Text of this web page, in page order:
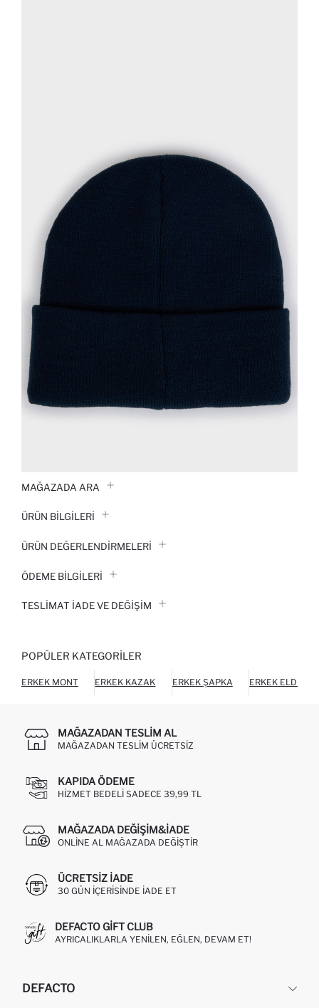
MAĞAZADA ARA
ÜRÜN BILGILERI
ÜRÜN DEĞERLENDİRMELERİ
ÖDEME BİLGİLERİ
TESLIMAT İADE VE DEĞIŞIM
POPÜLER KATEGORILER
ERKEK MONT ERKEK KAZAK ERKEK ŞAPKA ERKEK ELDIVEN
MAĞAZADAN TESLIM AL
MAĞAZADAN TESLIM ÜCRETSIZ
KAPIDA ÖDEME
HIZMET BEDELI SADECE 39,99 TL
MAĞAZADA DEĞIŞIM&İADE
ONLINE AL MAĞAZADA DEĞIŞTIR
ÜCRETSIZ IADE
30 GÜN IÇERISINDE IADE ET
DEFACTO GIFT CLUB
AYRICALIKLARLA YENILEN, EĞLEN, DEVAM ET!
DEFACTO